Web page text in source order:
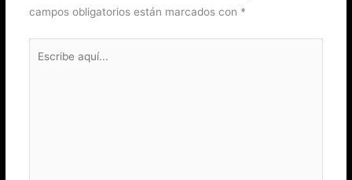
campos obligatorios están marcados con *